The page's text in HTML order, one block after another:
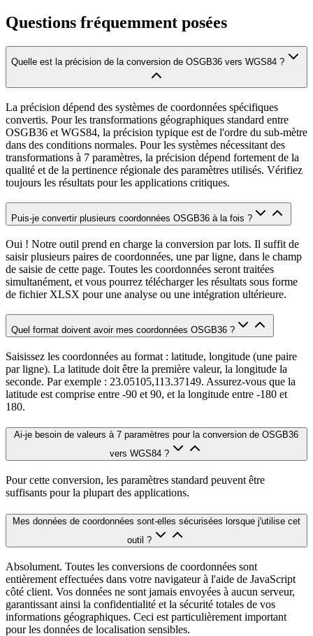
Questions fréquemment posées
Quelle est la précision de la conversion de OSGB36 vers WGS84 ?
La précision dépend des systèmes de coordonnées spécifiques
convertis. Pour les transformations géographiques standard entre
OSGB36 et WGS84, la précision typique est de l'ordre du sub-mètre
dans des conditions normales. Pour les systèmes nécessitant des
transformations à 7 paramètres, la précision dépend fortement de la
qualité et de la pertinence régionale des paramètres utilisés. Vérifiez
toujours les résultats pour les applications critiques.
Puis-je convertir plusieurs coordonnées OSGB36 à la fois ?
Oui ! Notre outil prend en charge la conversion par lots. Il suffit de
saisir plusieurs paires de coordonnées, une par ligne, dans le champ
de saisie de cette page. Toutes les coordonnées seront traitées
simultanément, et vous pourrez télécharger les résultats sous forme
de fichier XLSX pour une analyse ou une intégration ultérieure.
Quel format doivent avoir mes coordonnées OSGB36 ?
Saisissez les coordonnées au format : latitude, longitude (une paire
par ligne). La latitude doit être la première valeur, la longitude la
seconde. Par exemple : 23.05105,113.37149. Assurez-vous que la
latitude est comprise entre -90 et 90, et la longitude entre -180 et
180.
Ai-je besoin de valeurs à 7 paramètres pour la conversion de OSGB36
vers WGS84 ?
Pour cette conversion, les paramètres standard peuvent être
suffisants pour la plupart des applications.
Mes données de coordonnées sont-elles sécurisées lorsque j'utilise cet
outil ?
Absolument. Toutes les conversions de coordonnées sont
entièrement effectuées dans votre navigateur à l'aide de JavaScript
côté client. Vos données ne sont jamais envoyées à aucun serveur,
garantissant ainsi la confidentialité et la sécurité totales de vos
informations géographiques. Ceci est particulièrement important
pour les données de localisation sensibles.